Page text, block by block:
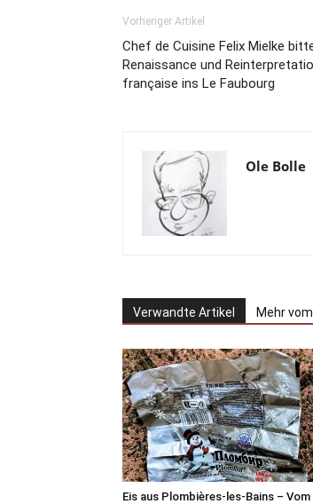
Vorheriger Artikel
Chef de Cuisine Felix Mielke
Renaissance und
française ins Le Faubourg
Ole Bolle
Verwandte Artikel Mehr
Eis aus Plombières-les-Bains – Vom